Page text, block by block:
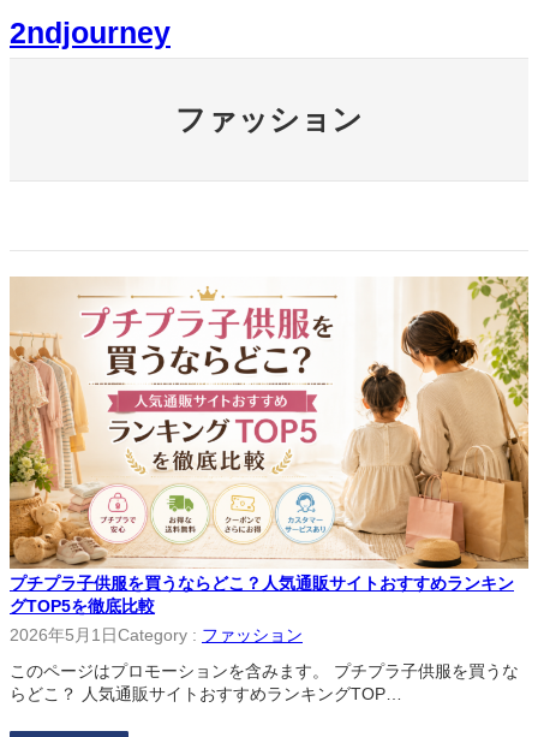
内
容
2ndjourney
ファッション
プチプラ子供服を買うならどこ？人気通販サイトおすすめランキン
グTOP5を徹底比較
2026年5月1日Category : ファッション
このページはプロモーションを含みます。 プチプラ子供服を買うな
らどこ？ 人気通販サイトおすすめランキングTOP…